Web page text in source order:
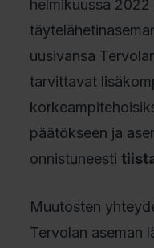
helmikuussa 2022
uusivansa
tarvittavat
päätökseen ja
onnistuneesti
Muutosten
Tervolan aseman